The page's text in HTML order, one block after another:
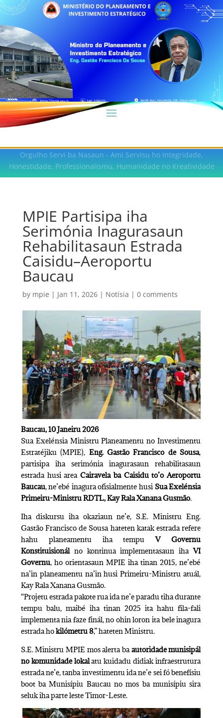
Orgulho Servi ba Nasaun - Ami Servisu ho Integridade,
Honestidade, Professionalismu, Humanidade no Kreatividade
MPIE Partisipa iha
Serimónia Inagurasaun
Rehabilitasaun Estrada
Caisidu–Aeroportu
Baucau
by mpie | Jan 11, 2026| Notísia | 0 comments
Baucau, 10 Janeiru 2026
Sua Exelénsia Ministru Planeamentu no Investimentu
Estratéjiku (MPIE), Eng. Gastão Francisco de Sousa,
partisipa iha serimónia inagurasaun rehabilitasaun
estrada husi areaCairavela ba Caisidu to’o Aeroportu
Baucau, ne’ebé inagura ofisialmente husi Sua Exelénsia
Primeiru-Ministru RDTL, Kay Rala Xanana Gusmão.
Iha diskursu iha okaziaun ne’e, S.E. Ministru Eng.
Gastão Francisco de Sousa hateten katak estrada refere
hahu planeamentu iha tempuV Governu
Konstituisionálno kontinua implementasaun ihaVI
Governu, ho orientasaun MPIE iha tinan 2015, ne’ebé
na’in planeamentu na’in husi Primeiru-Ministru atuál,
Kay Rala Xanana Gusmão.
“Projetu estrada pakote rua ida ne’e paradu tiha durante
tempu balu, maibé iha tinan 2025 ita hahu fila-fali
implementa nia faze finál, no ohin loron ita bele inagura
estrada hokilómetru 8,” hateten Ministru.
S.E. Ministru MPIE mos alerta baautoridade munisipál
no komunidade lokalatu kuidadu didiak infraestrutura
estrada ne’e, tanba investimentu ida ne’e sei fó benefísiu
boot ba Munisípiu Baucau no mos ba munisípiu sira
seluk iha parte leste Timor-Leste.